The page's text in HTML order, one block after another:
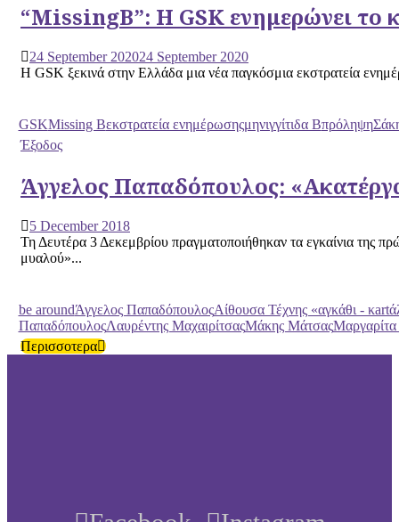
“MissingB”: Η GSK ενημερώνει το
24 September 202024 September 2020
Η GSK ξεκινά στην Ελλάδα μια νέα παγκόσμια εκστρατεία
GSKMissing Bεκστρατεία ενημέρωσηςμηνιγγίτιδα Βπρόληψη
Έξοδος
Άγγελος Παπαδόπουλος:
5 December 2018
Τη Δευτέρα 3 Δεκεμβρίου πραγματοποιήθηκαν τα εγκαίνια της
μυαλού»...
be aroundΆγγελος ΠαπαδόπουλοςΑίθουσα Τέχνης «αγκάθι -
ΠαπαδόπουλοςΛαυρέντης ΜαχαιρίτσαςΜάκης Μάτσας
Περισσοτερα